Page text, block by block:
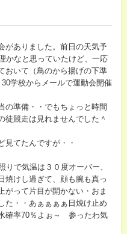
がありました。前日の天気予
かなと思っていたけど、一応
おいて（鳥のから揚げの下準
学校からメールで運動会開催
の準備・・でもちょっと時間
徒競走は見れませんでした＾
見てたんですが・・
りで気温は３０度オーバー、
焼けし過ぎて、顔も腕も真っ
がって片目が開かない・おま
た・・あぁぁぁぁ日焼け止め
確率70％よぉ～ 参ったわ気